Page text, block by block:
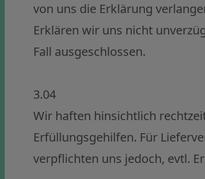
von uns die Erklärung
Erklären wir uns nicht
Fall ausgeschlossen.
3.04
Wir haften hinsichtlich
Erfüllungsgehilfen. Für
verpflichten uns jedoch, evtl.